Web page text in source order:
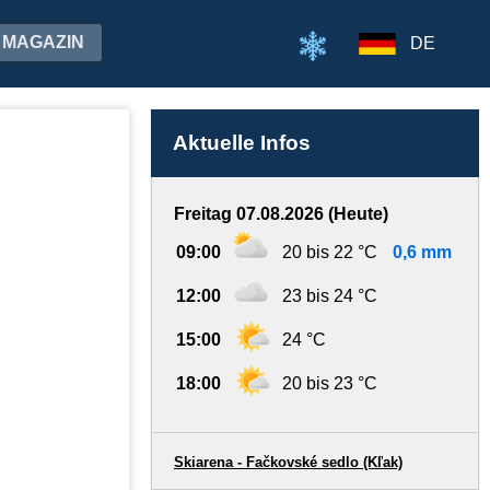
MAGAZIN DE
Aktuelle Infos
Freitag 07.08.2026 (Heute)
09:00 20 bis 22 °C 0,6 mm
12:00 23 bis 24 °C
15:00 24 °C
18:00 20 bis 23 °C
Skiarena - Fačkovské sedlo (Kľak)